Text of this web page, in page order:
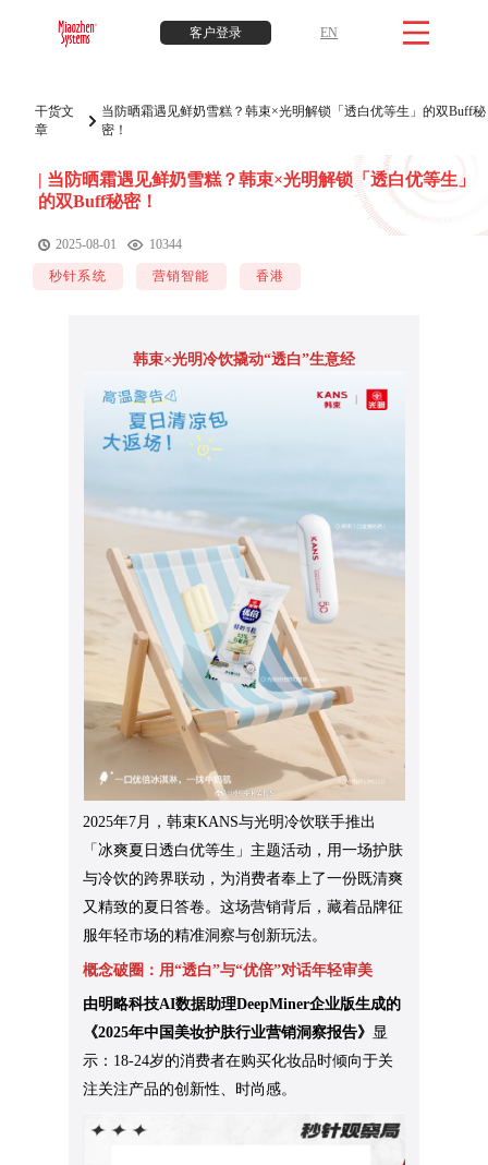
客户登录 EN
干货文
章
当防晒霜遇见鲜奶雪糕？韩束×光明解锁「透白优等生」的双Buff秘
密！
| 当防晒霜遇见鲜奶雪糕？韩束×光明解锁「透白优等生」
的双Buff秘密！
2025-08-01 10344
秒针系统 营销智能 香港
韩束×光明冷饮撬动“透白”生意经
2025年7月，韩束KANS与光明冷饮联手推出
「冰爽夏日透白优等生」主题活动，用一场护肤
与冷饮的跨界联动，为消费者奉上了一份既清爽
又精致的夏日答卷。这场营销背后，藏着品牌征
服年轻市场的精准洞察与创新玩法。
概念破圈：用“透白”与“优倍”对话年轻审美
由明略科技AI数据助理DeepMiner企业版生成的
《2025年中国美妆护肤行业营销洞察报告》 显
示：18-24岁的消费者在购买化妆品时倾向于关
注关注产品的创新性、时尚感。